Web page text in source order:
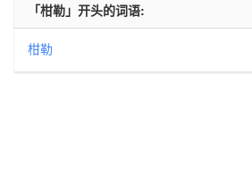
「柑勒」开头的词语:
柑勒